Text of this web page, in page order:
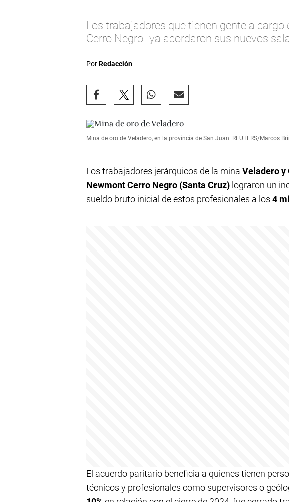
Los trabajadores que tienen gente a
Cerro Negro- ya acordaron sus nuevos
PorRedacción
Mina de oro de Veladero, en la provincia de San Juan. REUTERS/Marcos
Los trabajadores jerárquicos de la mina Veladeroy
NewmontCerro Negro (Santa Cruz) lograron un
sueldo bruto inicial de estos profesionales a los 4
El acuerdo paritario beneficia a quienes tienen
técnicos y profesionales como supervisores o